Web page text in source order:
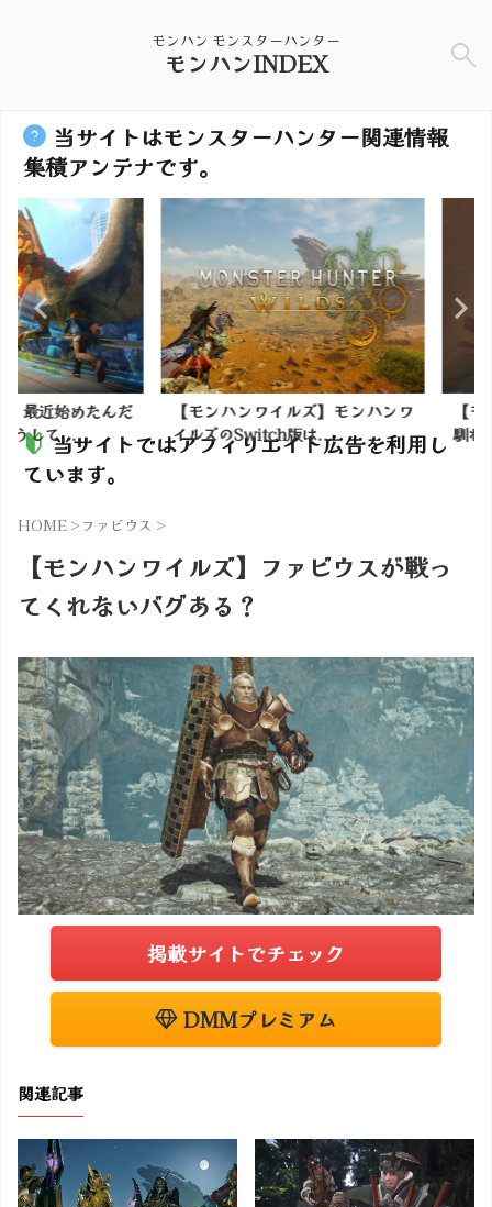
モンハン モンスターハンター
モンハンINDEX
当サイトはモンスターハンター関連情報
集積アンテナです。
めたんだ
...
【モンハンワイルズ】モンハンワ
イルズのSwitch版は...
【モンハ
馴れ合い
当サイトではアフィリエイト広告を利用し
ています。
HOME >ファビウス >
【モンハンワイルズ】ファビウスが戦っ
てくれないバグある？
掲載サイトでチェック
DMMプレミアム
関連記事